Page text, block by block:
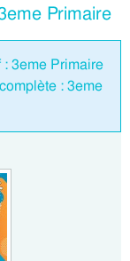
Primaire
3eme Primaire
: 3eme